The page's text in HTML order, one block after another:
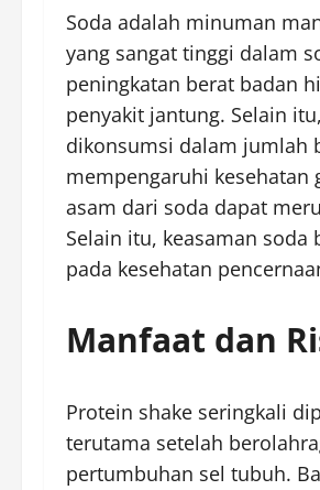
Soda adalah minuman
yang sangat tinggi dalam
peningkatan berat badan
penyakit jantung. Selain
dikonsumsi dalam jumlah
mempengaruhi kesehatan
asam dari soda dapat
Selain itu, keasaman
pada kesehatan
Manfaat dan
Protein shake seringkali
terutama setelah
pertumbuhan sel tubuh.